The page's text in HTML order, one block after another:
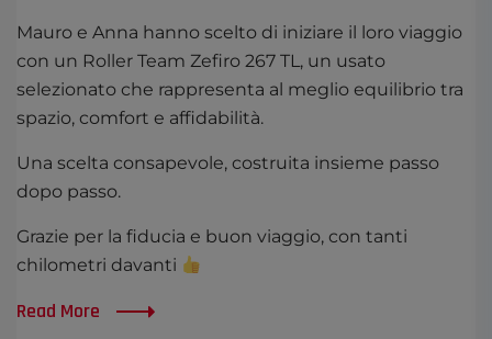
Mauro e Anna hanno scelto di iniziare il loro viaggio
con un Roller Team Zefiro 267 TL, un usato
selezionato che rappresenta al meglio equilibrio tra
spazio, comfort e affidabilità.
Una scelta consapevole, costruita insieme passo
dopo passo.
Grazie per la fiducia e buon viaggio, con tanti
chilometri davanti
Read More